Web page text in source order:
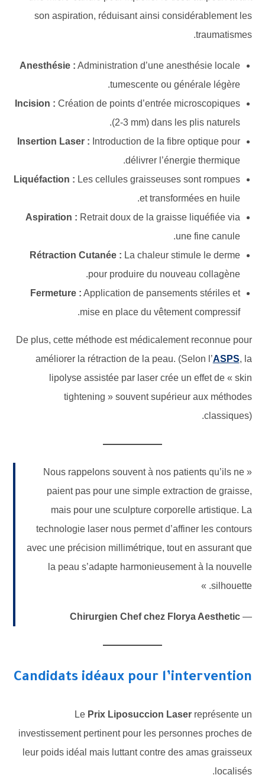
son aspiration, réduisant ainsi considérablement les
traumatismes.
Anesthésie :Administration d’une anesthésie locale
tumescente ou générale légère.
Incision :Création de points d’entrée microscopiques
(2-3 mm) dans les plis naturels.
Insertion Laser :Introduction de la fibre optique pour
délivrer l’énergie thermique.
Liquéfaction :Les cellules graisseuses sont rompues
et transformées en huile.
Aspiration :Retrait doux de la graisse liquéfiée via
une fine canule.
Rétraction Cutanée :La chaleur stimule le derme
pour produire du nouveau collagène.
Fermeture :Application de pansements stériles et
mise en place du vêtement compressif.
De plus, cette méthode est médicalement reconnue pour
améliorer la rétraction de la peau. (Selon l’ASPS, la
lipolyse assistée par laser crée un effet de « skin
tightening » souvent supérieur aux méthodes
classiques).
« Nous rappelons souvent à nos patients qu’ils ne
paient pas pour une simple extraction de graisse,
mais pour une sculpture corporelle artistique. La
technologie laser nous permet d’affiner les contours
avec une précision millimétrique, tout en assurant que
la peau s’adapte harmonieusement à la nouvelle
silhouette. »
—
Chirurgien Chef chez Florya Aesthetic
Candidats idéaux pour l’intervention
LePrix Liposuccion Laserreprésente un
investissement pertinent pour les personnes proches de
leur poids idéal mais luttant contre des amas graisseux
localisés.